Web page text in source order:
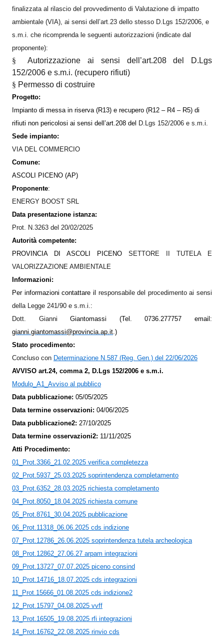
finalizzata al rilascio del provvedimento di Valutazione di impatto
ambientale (VIA), ai sensi dell’art.23 dello stesso D.Lgs 152/2006, e
s.m.i. che ricomprenda le seguenti autorizzazioni (indicate dal
proponente):
§
Autorizzazione ai sensi dell’art.208 del D.Lgs
152/2006 e s.m.i. (recupero rifiuti)
§ Permesso di costruire
Progetto:
Impianto di messa in riserva (R13) e recupero (R12 – R4 – R5) di
rifiuti non pericolosi ai sensi dell’art.208 del D.Lgs 152/2006 e s.m.i.
Sede impianto:
VIA DEL COMMERCIO
Comune:
ASCOLI PICENO (AP)
Proponente:
ENERGY BOOST SRL
Data presentazione istanza:
Prot. N.3263 del 20/02/2025
Autorità competente:
PROVINCIA DI ASCOLI PICENO SETTORE II TUTELA E
VALORIZZAZIONE AMBIENTALE
Informazioni:
Per informazioni contattare il responsabile del procedimento ai sensi
della Legge 241/90 e s.m.i.:
Dott. GianniGiantomassi (Tel. 0736.277757 email:
gianni.giantomassi@provincia.ap.it.)
Stato procedimento:
Concluso con Determinazione N.587 (Reg. Gen.) del 22/06/2026
AVVISO art.24, comma 2, D.Lgs 152/2006 e s.m.i.
Modulo_A1_Avviso al pubblico
Data pubblicazione: 05/05/2025
Data termine osservazioni: 04/06/2025
Data pubblicazione2: 27/10/2025
Data termine osservazioni2: 11/11/2025
Atti Procedimento:
01_Prot.3366_21.02.2025 verifica completezza
02_Prot.5937_25.03.2025 soprintendenza completamento
03_Prot.6352_28.03.2025 richiesta completamento
04_Prot.8050_18.04.2025 richiesta comune
05_Prot.8761_30.04.2025 pubblicazione
06_Prot.11318_06.06.2025 cds indizione
07_Prot.12786_26.06.2025 soprintendenza tutela archeologica
08_Prot.12862_27.06.27 arpam integrazioni
09_Prot.13727_07.07.2025 piceno consind
10_Prot.14716_18.07.2025 cds integrazioni
11_Prot.15666_01.08.2025 cds indizione2
12_Prot.15797_04.08.2025 vvff
13_Prot.16505_19.08.2025 rfi integrazioni
14_Prot.16762_22.08.2025 rinvio cds